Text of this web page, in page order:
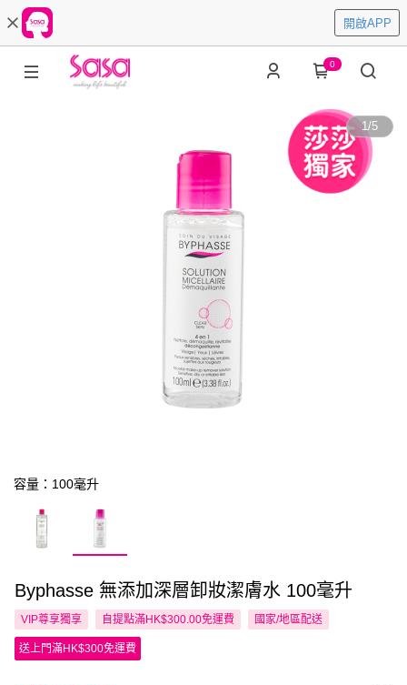
開啟APP
0
1/5
容量：100毫升
Byphasse 無添加深層卸妝潔膚水 100毫升
VIP尊享獨享 自提點滿HK$300.00免運費 國家/地區配送
送上門滿HK$300免運費